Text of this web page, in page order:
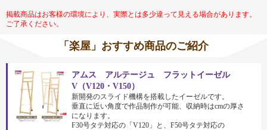
掲載商品はお客様の環境により、実際とは多少違って見える場合があります。
ご了承ください。
「楽屋」おすすめ商品のご紹介
アムス アルテージュ フラットイーゼル
V（V120・V150）
新開発のスライド機構を搭載したイーゼルです。
垂直に近い角度で作品制作が可能、収納時はcmの厚さ
になります。
F30号タテ対応の「V120」と、F50号タテ対応の